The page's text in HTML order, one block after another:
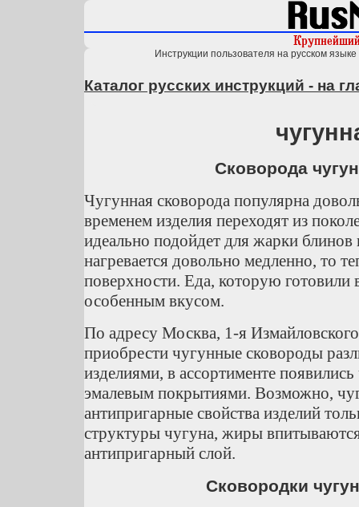
Инструкции пользователя на русском
Каталог русских инструкций - на
Сковорода
Чугунная сковорода популярна
временем изделия переходят из
идеально подойдет для жарки
нагревается довольно медленно, то
поверхности. Еда, которую готовили
особенным вкусом.
По адресу Москва, 1-я
приобрести чугунные сковороды
изделиями, в ассортименте
эмалевым покрытиями. Возможно,
антипригарные свойства изделий
структуры чугуна, жиры
антипригарный слой.
Сковородки